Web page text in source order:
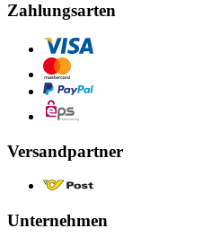
Zahlungsarten
Versandpartner
Unternehmen